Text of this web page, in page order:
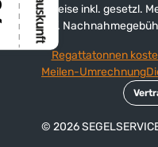
Alle Preise inkl. gesetzl.
und ggf.
© 2026
Regattatonnen
Meilen-Umrechnung